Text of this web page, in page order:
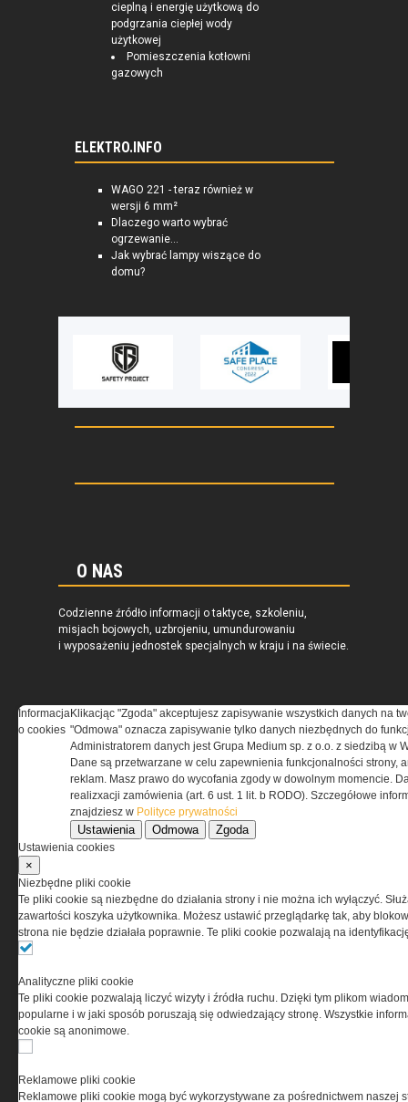
cieplną i energię użytkową do
podgrzania ciepłej wody
użytkowej
Pomieszczenia kotłowni
gazowych
ELEKTRO.INFO
WAGO 221 - teraz również w
wersji 6 mm²
Dlaczego warto wybrać
ogrzewanie...
Jak wybrać lampy wiszące do
domu?
O NAS
Codzienne źródło informacji o taktyce, szkoleniu,
misjach bojowych, uzbrojeniu, umundurowaniu
i wyposażeniu jednostek specjalnych w kraju i na świecie.
REGULAMIN
Regulamin określa zasady korzystania z portalu
www.special-ops.pl
Korzystanie z portalu jest równoznaczne
przez Grupa MEDIUM Spółka z ograniczoną
odpowiedzialnością Spółka komandytowa, nr KRS:
0000537655, NIP 1132860378, REGON 146393437
(zwana dalej Grupa MEDIUM) w postaci Regulaminu.
Informacja
o cookies
Klikacjąc "Zgoda" akceptujesz zapisywanie wszystkich danych na
"Odmowa" oznacza zapisywanie tylko danych niezbędnych do
Administratorem danych jest Grupa Medium sp. z o.o. z siedzibą w
Dane są przetwarzane w celu zapewnienia funkcjonalności strony,
reklam. Masz prawo do wycofania zgody w dowolnym momencie.
realizxacji zamówienia (art. 6 ust. 1 lit. b RODO). Szczegółowe
znajdziesz w Polityce prywatności
Ustawienia Odmowa Zgoda
Ustawienia cookies
×
Niezbędne pliki cookie
Te pliki cookie są niezbędne do działania strony i nie można ich wyłączyć.
zawartości koszyka użytkownika. Możesz ustawić przeglądarkę tak, aby
strona nie będzie działała poprawnie. Te pliki cookie pozwalają na
Analityczne pliki cookie
Te pliki cookie pozwalają liczyć wizyty i źródła ruchu. Dzięki tym plikom
popularne i w jaki sposób poruszają się odwiedzający stronę. Wszystkie
cookie są anonimowe.
Reklamowe pliki cookie
Reklamowe pliki cookie mogą być wykorzystywane za pośrednictwem naszej